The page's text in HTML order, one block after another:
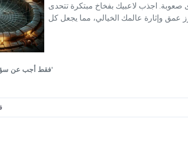
صعوبة. اجذب لاعبيك بفخاخ مبتكرة تتحدى
فقط أجب عن سؤال وانقر على 'توليد'